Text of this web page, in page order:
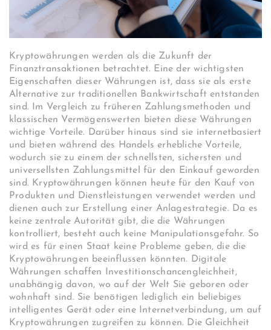
Kryptowährungen werden als die Zukunft der
Finanztransaktionen betrachtet. Eine der wichtigsten
Eigenschaften dieser Währungen ist, dass sie als erste
Alternative zur traditionellen Bankwirtschaft entstanden
sind. Im Vergleich zu früheren Zahlungsmethoden und
klassischen Vermögenswerten bieten diese Währungen
wichtige Vorteile. Darüber hinaus sind sie internetbasiert
und bieten während des Handels erhebliche Vorteile,
wodurch sie zu einem der schnellsten, sichersten und
universellsten Zahlungsmittel für den Einkauf geworden
sind. Kryptowährungen können heute für den Kauf von
Produkten und Dienstleistungen verwendet werden und
dienen auch zur Erstellung einer Anlagestrategie. Da es
keine zentrale Autorität gibt, die die Währungen
kontrolliert, besteht auch keine Manipulationsgefahr. So
wird es für einen Staat keine Probleme geben, die die
Kryptowährungen beeinflussen könnten. Digitale
Währungen schaffen Investitionschancengleichheit,
unabhängig davon, wo auf der Welt Sie geboren oder
wohnhaft sind. Sie benötigen lediglich ein beliebiges
intelligentes Gerät oder eine Internetverbindung, um auf
Kryptowährungen zugreifen zu können. Die Gleichheit